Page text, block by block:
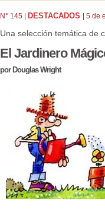
N° 145| DESTACADOS 5 de
Una selección temática de
El Jardinero
por Douglas Wright